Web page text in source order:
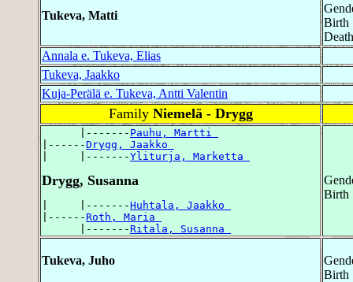
Tukeva, Matti
Birth
Annala e. Tukeva, Elias
Tukeva, Jaakko
Kuja-Perälä e. Tukeva, Antti Valentin
Family Niemelä - Drygg
      |-------
Pauhu, Martti
|------Drygg, Jaakko
|     |-------Yliturja, Marketta
Drygg, Susanna
|     |-------Huhtala, Jaakko
|------Roth, Maria
      |-------
Ritala, Susanna
Birth
Tukeva, Juho
Birth